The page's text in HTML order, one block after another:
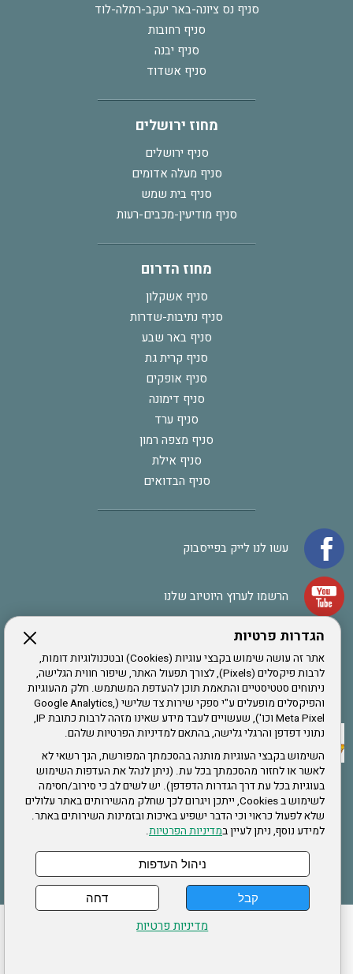
הגדרות פרטיות
אתר זה עושה שימוש בקבצי עוגיות (Cookies) ובטכנולוגיות דומות,
לרבות פיקסלים (Pixels), לצורך תפעול האתר, שיפור חווית הגלישה,
ניתוחים סטטיסטיים והתאמת תוכן להעדפת המשתמש. חלק מהעוגיות
והפיקסלים מופעלים ע"י ספקי שירות צד שלישי (Google Analytics,
Meta Pixel וכו'), שעשויים לעבד מידע שאינו מזהה לרבות כתובת IP,
נתוני דפדפן והרגלי גלישה, בהתאם למדיניות הפרטיות שלהם.
השימוש בקבצי העוגיות מותנה בהסכמתך המפורשת, הנך רשאי לא
לאשר או לחזור מהסכמתך בכל עת. (ניתן לנהל את העדפות השימוש
בעוגיות בכל עת דרך הגדרות הדפדפן). יש לשים לב כי סירוב/חסימה
לשימוש ב Cookies, ייתכן ויגרום לכך שחלק מהשירותים באתר עלולים
שלא לפעול כראוי וכי הדבר ישפיע באיכות ובזמינות השירותים באתר.
למידע נוסף, ניתן לעיין במדיניות הפרטיות.
קבל דחה
ניהול העדפות
מדיניות פרטיות
סניף נס ציונה-באר יעקב-רמלה-לוד
סניף רחובות
סניף יבנה
סניף אשדוד
מחוז ירושלים
סניף ירושלים
סניף מעלה אדומים
סניף בית שמש
סניף מודיעין-מכבים-רעות
מחוז הדרום
סניף אשקלון
סניף נתיבות-שדרות
סניף באר שבע
סניף קרית גת
סניף אופקים
סניף דימונה
סניף ערד
סניף מצפה רמון
סניף אילת
סניף הבדואים
עשו לנו לייק בפייסבוק
הרשמו לערוץ היוטיוב שלנו
אתר צה"ל
תקנון האתר
שירותים
תעסוקה
בריאות
הצהרת נגישות לעדכון פרטים אישיים